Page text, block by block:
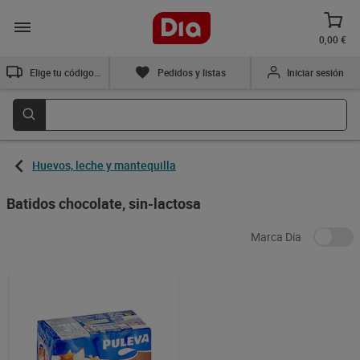
0,00 €
Pedidos y listas Iniciar sesión
Huevos, leche y mantequilla
Batidos chocolate, sin-lactosa
Marca Dia